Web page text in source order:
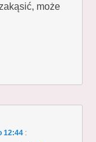
może
12:44 :